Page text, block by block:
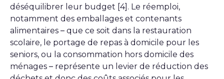
déséquilibrer leur budget [4]. Le réemploi,
notamment des emballages et contenants
alimentaires – que ce soit dans la restauration
scolaire, le portage de repas à domicile pour les
seniors, ou la consommation hors domicile des
ménages – représente un levier de réduction des